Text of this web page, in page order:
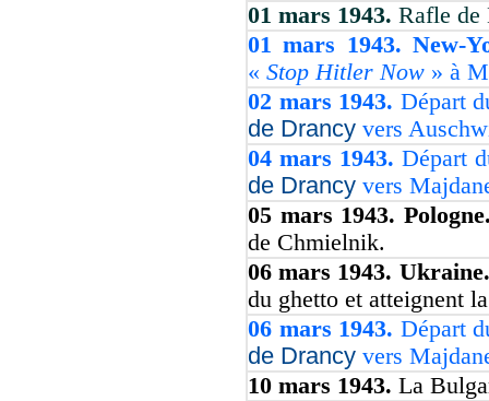
01 mars 1943. Rafle de
01 mars 1943. New-
« Stop Hitler Now » à
02 mars 1943. Départ
de Drancy vers
04 mars 1943. Départ
de Drancy vers
05 mars 1943.
de Chmielnik.
06 mars 1943.
du ghetto et atteignent
06 mars 1943. Départ
de Drancy vers
10 mars 1943. La